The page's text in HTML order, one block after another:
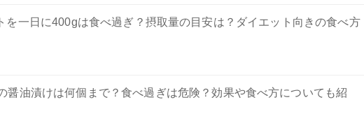
を一日に400gは食べ過ぎ？摂取量の目安は？ダイエット向きの食べ方
醤油漬けは何個まで？食べ過ぎは危険？効果や食べ方についても紹